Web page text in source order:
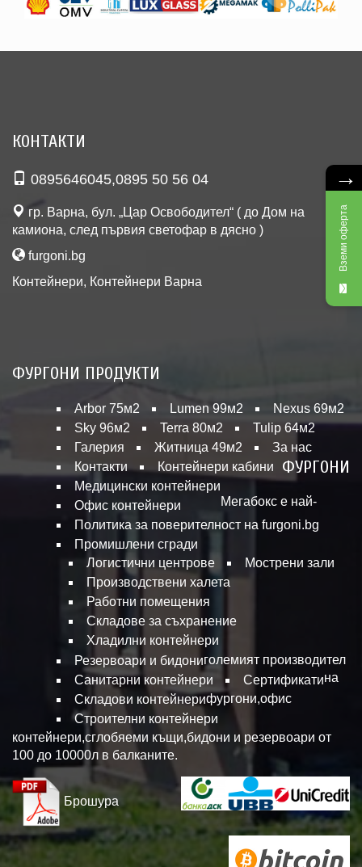
КОНТАКТИ
0895646045,0895 50 56 04
гр. Варна, бул. „Цар Освободител“ ( до Дом на
камиона, след първия светофар в дясно )
furgoni.bg
Контейнери, Контейнери Варна
ФУРГОНИ ПРОДУКТИ
Arbor 75м2 Lumen 99м2
Nexus 69м2
Sky 96м2
Terra 80м2
Tulip 64м2
Галерия
Житница 49м2
За нас
Контакти
Контейнери кабини
Медицински контейнери
Офис контейнери
Политика за поверителност на furgoni.bg
Промишлени сгради
Логистични центрове
Мострени зали
Производствени халета
Работни помещения
Складове за съхранение
Хладилни контейнери
Резервоари и бидони
Санитарни контейнери
Сертификати
Складови контейнери
Строителни контейнери
ФУРГОНИ
Мегабокс е най-
големият производител
на
фургони,офис
контейнери,сглобяеми къщи,бидони и резервоари от
100 до 10000л в балканите.
Брошура
→
Вземи оферта